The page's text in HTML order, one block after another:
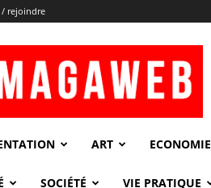
/ rejoindre
ART ECONOMIE
SOCIÉTÉ VIE PRATIQUE